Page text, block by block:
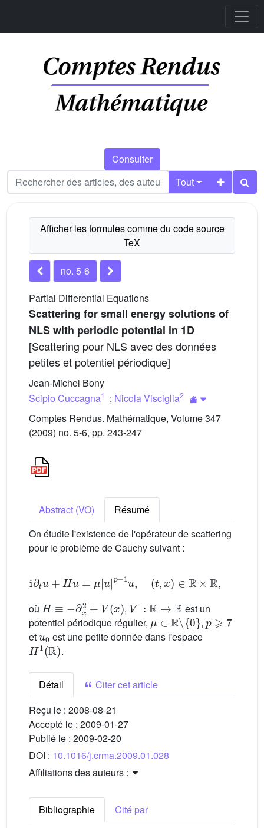
Consulter
Tout
no. 5-6
Partial Differential Equations
Scattering for small energy solutions of
NLS with periodic potential in 1D
[Scattering pour NLS avec des données
petites et potentiel périodique]
Jean-Michel Bony
Scipio Cuccagna1 ; Nicola Visciglia2
Comptes Rendus. Mathématique, Volume 347
(2009) no. 5-6, pp. 243-247
Abstract (VO)
Résumé
On étudie l'existence de l'opérateur de scattering
pour le problème de Cauchy suivant :
i u =μ|u 1u , ∈R R,
où
+
,
est un
potentiel périodique régulier,
μ ∈R\{0}
,
p
et
u0
est une petite donnée dans l'espace
H1(R)
.
Détail
Citer cet article
Reçu le : 2008-08-21
Accepté le : 2009-01-27
Publié le : 2009-02-20
DOI : 10.1016/j.crma.2009.01.028
Affiliations des auteurs :
Bibliographie
Cité par